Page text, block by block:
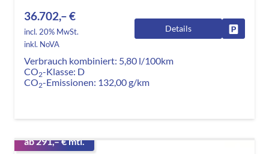
36.702,– €
incl. 20% MwSt.
inkl. NoVA
Details
Verbrauch kombiniert: 5,80 l/100km
CO2-Klasse: D
CO2-Emissionen: 132,00 g/km
ab 291,– € mtl.